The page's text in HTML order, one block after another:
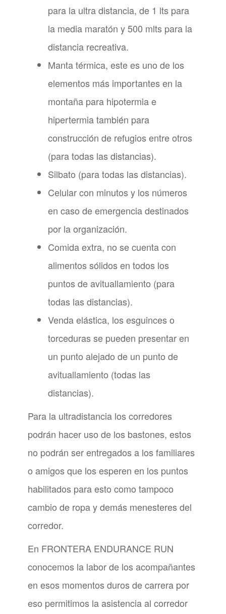
para la ultra distancia, de 1 lts para
la media maratón y 500 mlts para la
distancia recreativa.
Manta térmica, este es uno de los
elementos más importantes en la
montaña para hipotermia e
hipertermia también para
construcción de refugios entre otros
(para todas las distancias).
Silbato (para todas las distancias).
Celular con minutos y los números
en caso de emergencia destinados
por la organización.
Comida extra, no se cuenta con
alimentos sólidos en todos los
puntos de avituallamiento (para
todas las distancias).
Venda elástica, los esguinces o
torceduras se pueden presentar en
un punto alejado de un punto de
avituallamiento (todas las
distancias).
Para la ultradistancia los corredores
podrán hacer uso de los bastones, estos
no podrán ser entregados a los familiares
o amigos que los esperen en los puntos
habilitados para esto como tampoco
cambio de ropa y demás menesteres del
corredor.
En FRONTERA ENDURANCE RUN
conocemos la labor de los acompañantes
en esos momentos duros de carrera por
eso permitimos la asistencia al corredor